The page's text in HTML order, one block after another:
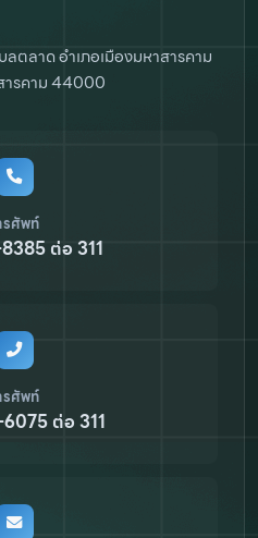
ลตลาดอำเภอเมืองมหาสารคาม
ารคาม 44000
รศัพท์
ต่อ 311
รศัพท์
ต่อ 311